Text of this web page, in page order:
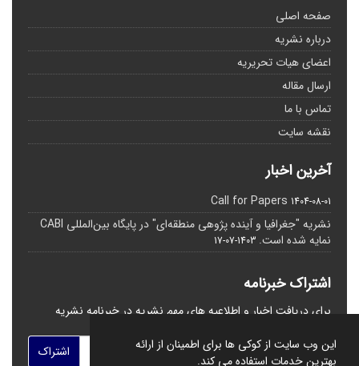
این وب سایت از کوکی ها برای اطمینان از ارائه
بهترین خدمات استفاده می کند.
صفحه اصلی
درباره نشریه
اعضای هیات تحریریه
ارسال مقاله
تماس با ما
نقشه سایت
آخرین اخبار
Call for Papers 1404-08-01
نشریه "جغرافیا و آینده پژوهی منطقه‌ای" در پایگاه بین‌المللی CABI
نمایه شده است. 1403-07-17
اشتراک خبرنامه
برای دریافت اخبار و اطلاعیه های مهم نشریه در خبرنامه نشریه
اشتراک